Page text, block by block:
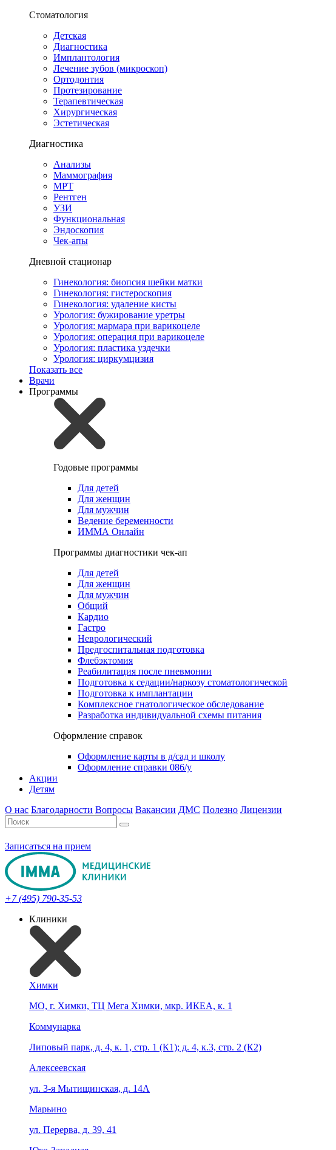
Стоматология
Детская
Диагностика
Имплантология
Лечение зубов (микроскоп)
Ортодонтия
Протезирование
Терапевтическая
Хирургическая
Эстетическая
Диагностика
Анализы
Маммография
МРТ
Рентген
УЗИ
Функциональная
Эндоскопия
Чек-апы
Дневной стационар
Гинекология: биопсия шейки матки
Гинекология: гистероскопия
Гинекология: удаление кисты
Урология: бужирование уретры
Урология: мармара при варикоцеле
Урология: операция при варикоцеле
Урология: пластика уздечки
Урология: циркумцизия
Показать все
Врачи
Программы
Годовые программы
Для детей
Для женщин
Для мужчин
Ведение беременности
ИММА Онлайн
Программы диагностики чек-ап
Для детей
Для женщин
Для мужчин
Общий
Кардио
Гастро
Неврологический
Предгоспитальная подготовка
Флебэктомия
Реабилитация после пневмонии
Подготовка к седации/наркозу стоматологической
Подготовка к имплантации
Комплексное гнатологическое обследование
Разработка индивидуальной схемы питания
Оформление справок
Оформление карты в д/сад и школу
Оформление справки 086/у
Акции
Детям
О нас Благодарности Вопросы Вакансии ДМС Полезно Лицензии
Записаться на прием
+7 (495) 790-35-53
Клиники
Химки
МО, г. Химки, ТЦ Мега Химки, мкр. ИКЕА, к. 1
Коммунарка
Липовый парк, д. 4, к. 1, стр. 1 (К1); д. 4, к.3, стр. 2 (К2)
Алексеевская
ул. 3-я Мытищинская, д. 14А
Марьино
ул. Перерва, д. 39, 41